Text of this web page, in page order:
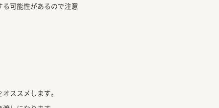
可能性があるので注意
ススメします。